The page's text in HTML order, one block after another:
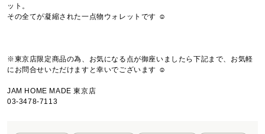
ット。
その全てが凝縮された一点物ウォレットです ☺︎
※東京店限定商品の為、お気になる点が御座いましたら下記まで、お気軽
にお問合せいただけますと幸いでございます ☺︎
JAM HOME MADE 東京店
03-3478-7113